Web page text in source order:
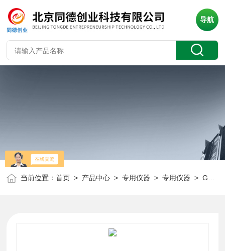
导航
当前位置：首页 > 产品中心 >专用仪器 >专用仪器 > GT8-BAL320-C600新型温度控制调节仪